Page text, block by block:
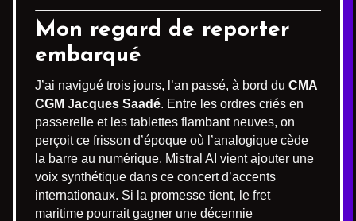
Mon regard de reporter
embarqué
J’ai navigué trois jours, l’an passé, à bord du CMA
CGM Jacques Saadé. Entre les ordres criés en
passerelle et les tablettes flambant neuves, on
perçoit ce frisson d’époque où l’analogique cède
la barre au numérique. Mistral AI vient ajouter une
voix synthétique dans ce concert d’accents
internationaux. Si la promesse tient, le fret
maritime pourrait gagner une décennie